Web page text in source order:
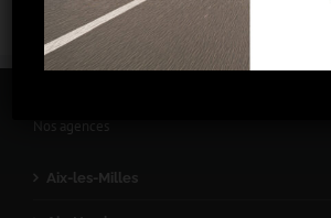
Nos agences
Aix-les-Milles